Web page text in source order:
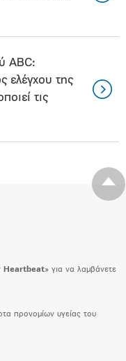
ABC:
ελέγχου της
τις
Heartbeat» για να λαμβάνετε
προνομίων υγείας του